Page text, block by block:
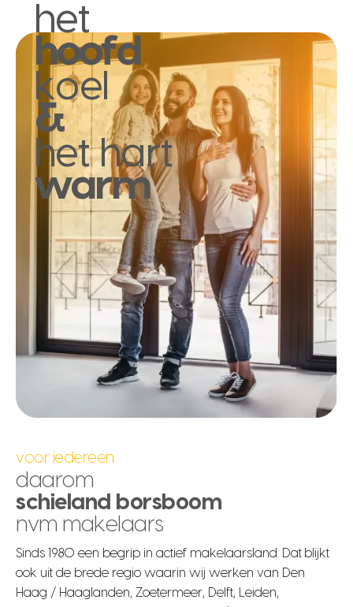
het
hoofd
koel
&
het hart
warm
voor iedereen
daarom
schieland borsboom
nvm makelaars
Sinds 1980 een begrip in actief makelaarsland. Dat blijkt
ook uit de brede regio waarin wij werken van Den
Haag / Haaglanden, Zoetermeer, Delft, Leiden,